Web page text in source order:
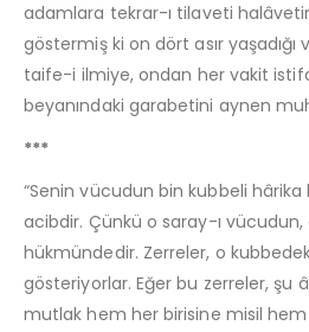
adamlara tekrar-ı tilaveti
göstermiş ki on dört asır
taife-i ilmiye, ondan her vakit
beyanındaki garabetini aynen
***
“Senin vücudun bin kubbeli
acibdir. Çünkü o saray-ı
hükmündedir. Zerreler, o
gösteriyorlar. Eğer bu zerreler,
mutlak hem her birisine misil hem